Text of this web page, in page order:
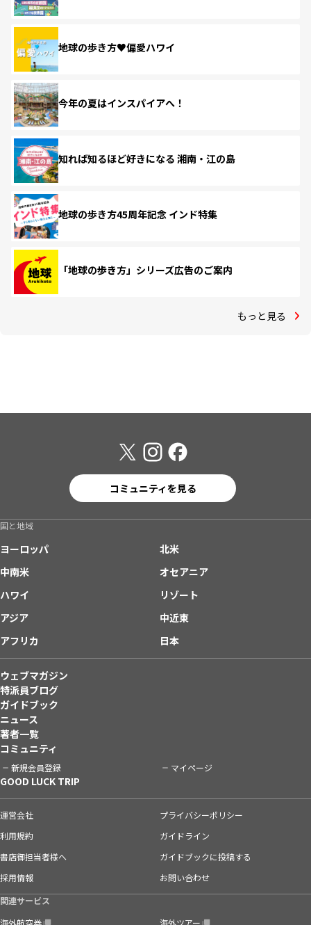
地球の歩き方♥偏愛ハワイ
今年の夏はインスパイアへ！
知れば知るほど好きになる 湘南・江の島
地球の歩き方45周年記念 インド特集
「地球の歩き方」シリーズ広告のご案内
もっと見る
コミュニティを見る
国と地域
ヨーロッパ
北米
中南米
オセアニア
ハワイ
リゾート
アジア
中近東
アフリカ
日本
ウェブマガジン
特派員ブログ
ガイドブック
ニュース
著者一覧
コミュニティ
新規会員登録 マイページ
GOOD LUCK TRIP
運営会社
プライバシーポリシー
利用規約
ガイドライン
書店御担当者様へ
ガイドブックに投稿する
採用情報
お問い合わせ
関連サービス
海外航空券
海外ツアー